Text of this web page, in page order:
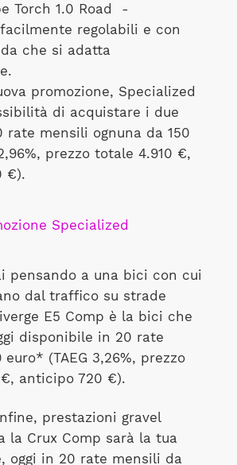
Torch 1.0 Road
-
regolabili e con
che si adatta
promozione, Specialized
di acquistare i due
mensili ognuna da 150
prezzo totale 4.910 €,
€).
pensando a una bici con cui
dal traffico su strade
E5 Comp è la bici che
disponibile in 20 rate
(TAEG 3,26%, prezzo
anticipo 720 €).
prestazioni gravel
la Crux Comp sarà la tua
oggi in 20 rate mensili da